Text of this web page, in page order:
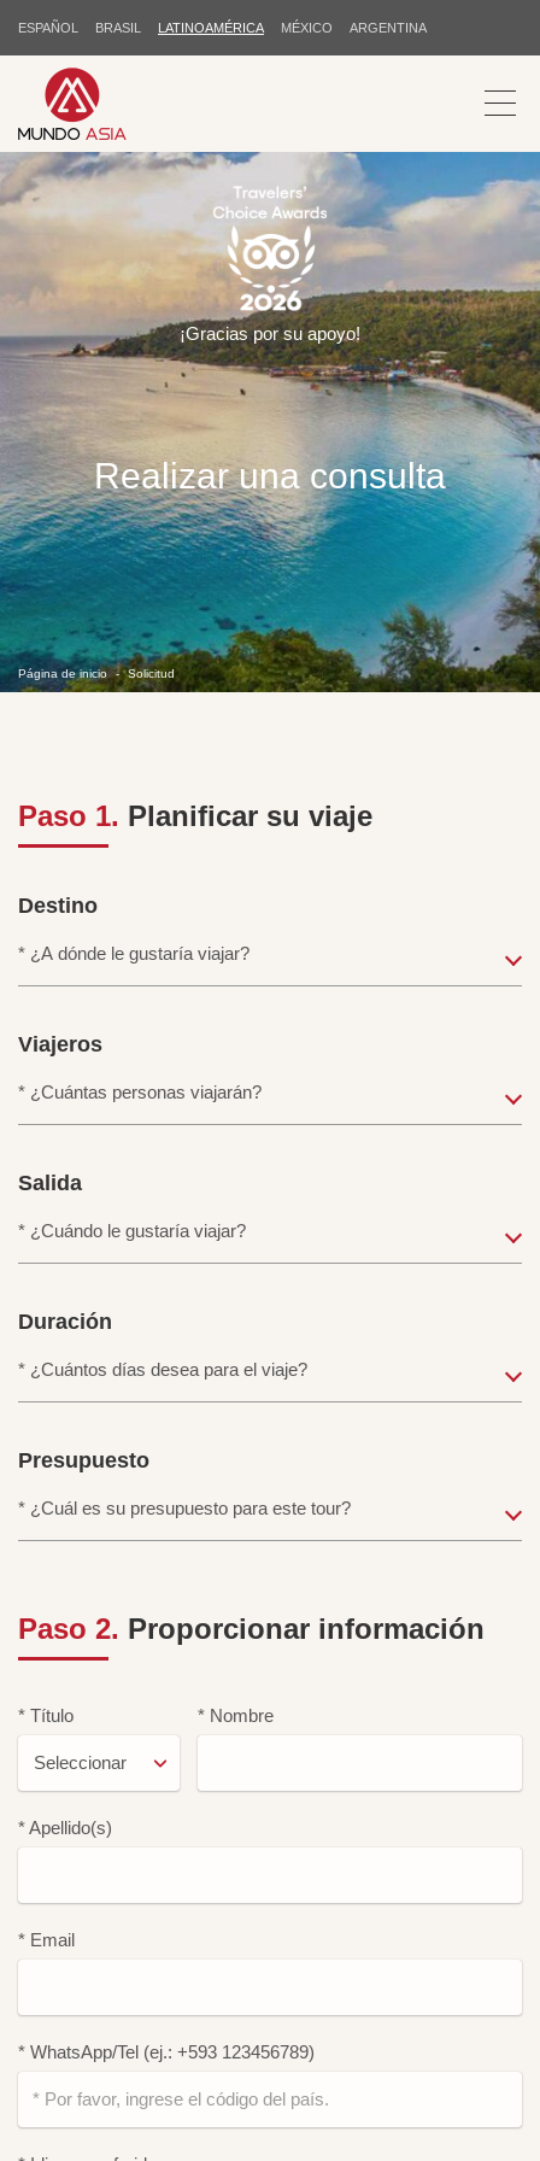
ESPAÑOL BRASIL LATINOAMÉRICA MÉXICO ARGENTINA
Realizar una consulta
Página de inicio Solicitud
¡Gracias por su apoyo!
Paso 1. Planificar su viaje
Destino
Viajeros
Salida
Duración
Presupuesto
Paso 2. Proporcionar información
* Título * Nombre
* Apellido(s)
* Email
* WhatsApp/Tel (ej.: +593 123456789)